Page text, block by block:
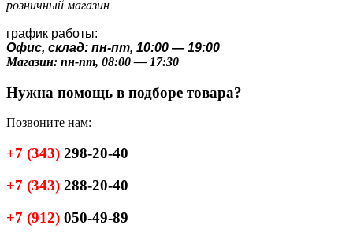
розничный магазин
график работы:
Офис, склад: пн-пт, 10:00 — 19:00
Магазин: пн-пт, 08:00 — 17:30
Нужна помощь в подборе товара?
Позвоните нам:
+7 (343) 298-20-40
+7 (343) 288-20-40
+7 (912) 050-49-89